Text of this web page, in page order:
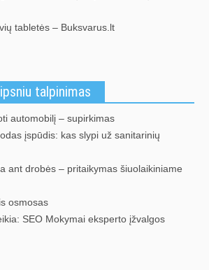
tabletės – Buksvarus.lt
talpinimas
automobilį – supirkimas
įspūdis: kas slypi už sanitarinių
ant drobės – pritaikymas šiuolaikiniame
osmosas
SEO Mokymai eksperto įžvalgos